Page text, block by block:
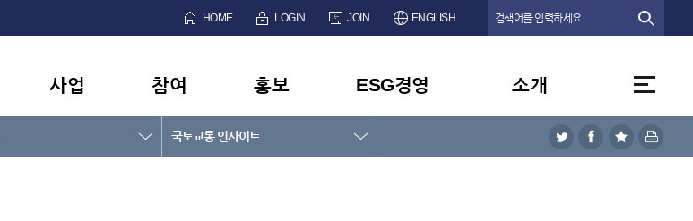
HOME LOGIN JOIN ENGLISH
사업 참여 홍보 ESG경영 소개
국토교통 인사이트